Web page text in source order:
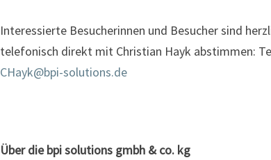
Interessierte Besucherinnen und Besucher sind
telefonisch direkt mit Christian Hayk abstimmen:
CHayk@bpi-solutions.de
Über die bpi solutions gmbh & co. kg